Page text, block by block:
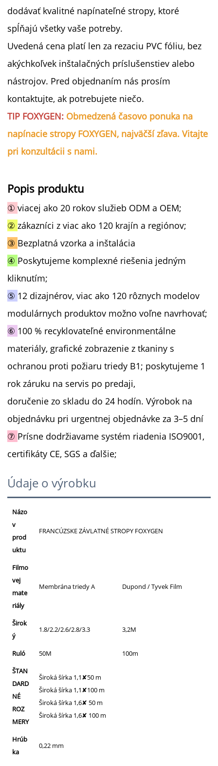
dodávať kvalitné napínateľné stropy, ktoré
spĺňajú všetky vaše potreby.
Uvedená cena platí len za rezaciu PVC fóliu, bez
akýchkoľvek inštalačných príslušenstiev alebo
nástrojov. Pred objednaním nás prosím
kontaktujte, ak potrebujete niečo.
TIP FOXYGEN: Obmedzená časovo ponuka na
napínacie stropy FOXYGEN, najväčší zľava. Vitajte
pri konzultácii s nami.
Popis produktu
① viacej ako 20 rokov služieb ODM a OEM;
② zákazníci z viac ako 120 krajín a regiónov;
③ Bezplatná vzorka a inštalácia
④ Poskytujeme komplexné riešenia jedným
kliknutím;
⑤ 12 dizajnérov, viac ako 120 rôznych modelov
modulárnych produktov možno voľne navrhovať;
⑥ 100 % recyklovateľné environmentálne
materiály, grafické zobrazenie z tkaniny s
ochranou proti požiaru triedy B1; poskytujeme 1
rok záruku na servis po predaji,
doručenie zo skladu do 24 hodín. Výrobok na
objednávku pri urgentnej objednávke za 3–5 dní
⑦ Prísne dodržiavame systém riadenia ISO9001,
certifikáty CE, SGS a ďalšie;
Údaje o výrobku
Názo
v
prod
uktu
FRANCÚZSKE ZÁVLATNÉ STROPY FOXYGEN
Filmo
vej
mate
riály
Membrána triedy A Dupond / Tyvek Film
Širok
ý
1.8/2.2/2.6/2.8/3.3 3,2M
Ruló 50M
100m
ŠTAN
DARD
NÉ
ROZ
MERY
Široká šírka 1,1✘50 m
Široká šírka 1,1✘100 m
Široká šírka 1,6✘ 50 m
Široká šírka 1,6✘ 100 m
Hrúb
ka
0,22 mm